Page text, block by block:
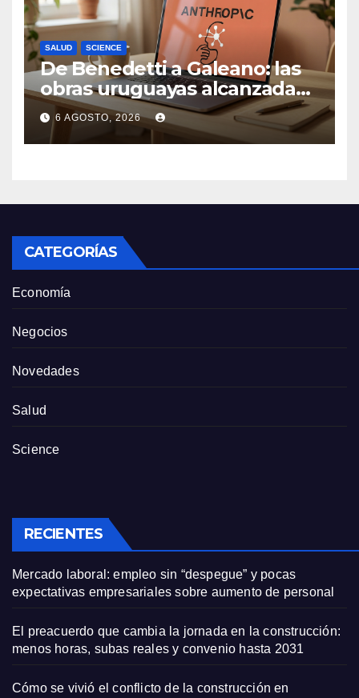
SALUD SCIENCE
De Benedetti a Galeano: las
obras uruguayas alcanzadas
por la demanda colectiva de
US$ 1.500 millones contra
Anthropic
6 AGOSTO, 2026
CATEGORÍAS
Economía
Negocios
Novedades
Salud
Science
RECIENTES
Mercado laboral: empleo sin “despegue” y pocas
expectativas empresariales sobre aumento de personal
El preacuerdo que cambia la jornada en la construcción:
menos horas, subas reales y convenio hasta 2031
Cómo se vivió el conflicto de la construcción en